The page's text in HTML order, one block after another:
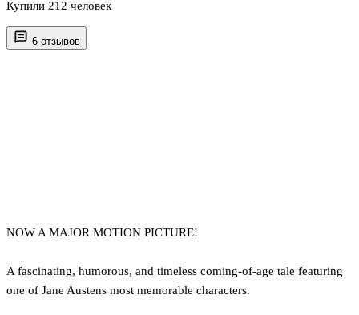
6 отзывов
NOW A MAJOR MOTION PICTURE!
A fascinating, humorous, and timeless coming-of-age tale featuring
one of Jane Austens most memorable characters.
Купили 212 человек